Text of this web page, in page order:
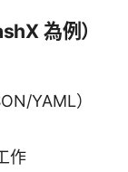
為例）
YAML）
作